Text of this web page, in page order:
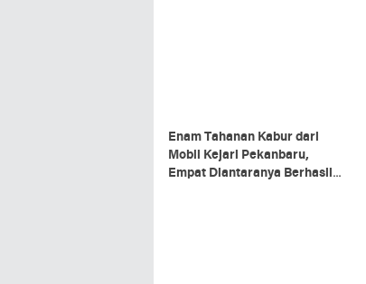
Enam Tahanan Kabur dari
Mobil Kejari Pekanbaru,
Empat Diantaranya Berhasil